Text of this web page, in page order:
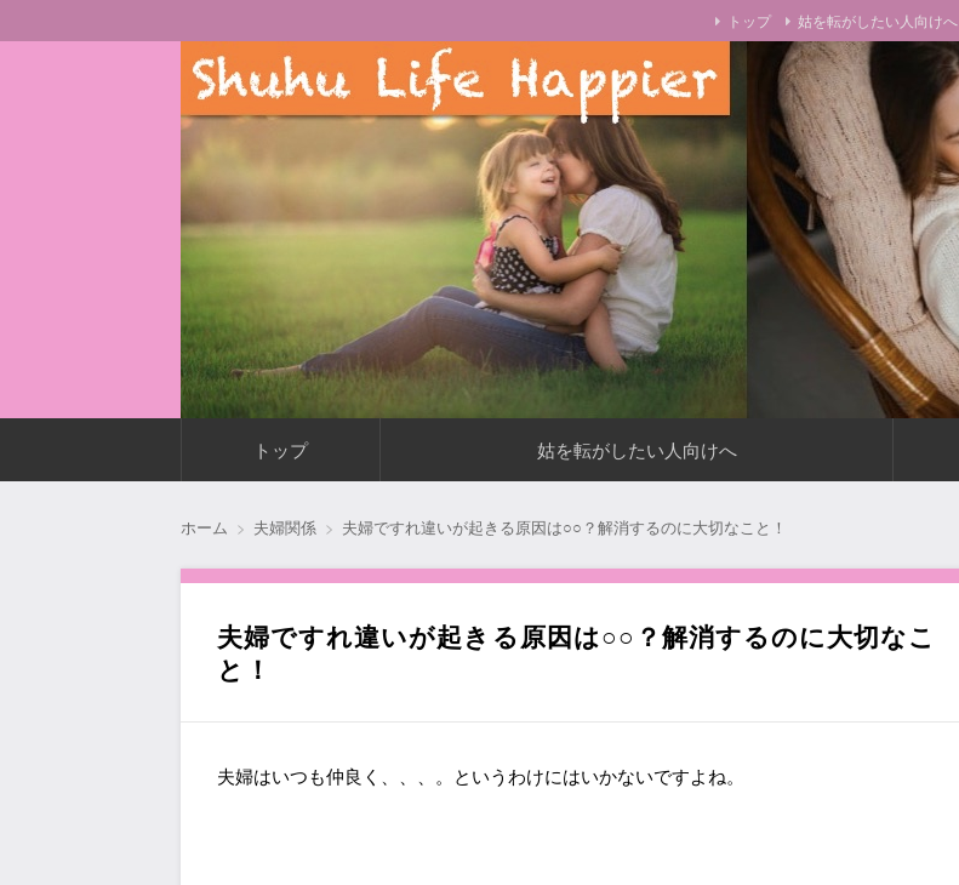
トップ 姑を転がしたい人向けへ
Shuhu Life Happier
主婦が毎日もっと快適に楽しく暮らす術をお伝えします！
テ
トップ 姑を転がしたい人向けへ
ホーム 夫婦関係 夫婦ですれ違いが起きる原因は○○？解消するのに大切なこと！
夫婦ですれ違いが起きる原因は○○？解消するのに大切なこ
と！
夫婦はいつも仲良く、、、。というわけにはいかないですよね。